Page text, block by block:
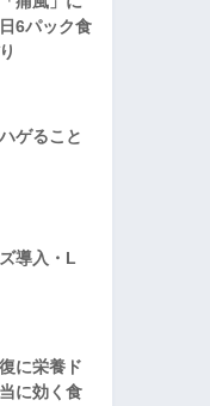
6パック食
ゲること
導入・L
に栄養ド
に効く食